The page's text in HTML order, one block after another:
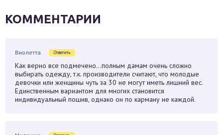
КОММЕНТАРИИ
Виолетта Ответить
Как верно все подмечено…полным дамам очень сложно
выбирать одежду, т.к. производители считают, что молодые
девочки или женщины чуть за 30 не могут иметь лишний вес.
Единственным вариантом для многих становится
индивидуальный пошив, однако он по карману не каждой.